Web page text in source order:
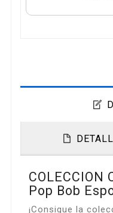
COLECCION
Pop Bob
¡Consigue la